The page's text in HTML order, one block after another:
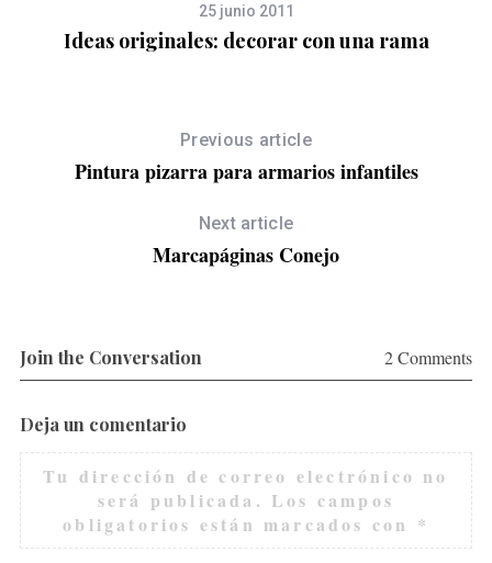
25 junio 2011
Ideas originales: decorar con una rama
Previous article
Pintura pizarra para armarios infantiles
Next article
Marcapáginas Conejo
Join the Conversation 2 Comments
Deja un comentario
Tu dirección de correo electrónico no
será publicada. Los campos
obligatorios están marcados con *